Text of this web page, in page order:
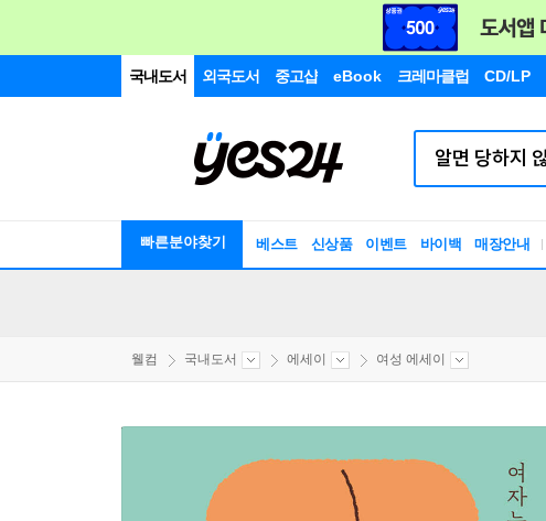
국내도서 외국도서 중고샵 eBook 크레마클럽 CD/LP
빠른분야찾기 베스트 신상품 이벤트 바이백 매장안내
웰컴 국내도서 에세이 여성 에세이